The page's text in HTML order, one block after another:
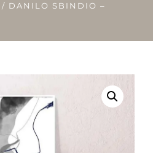
/ DANILO SBINDIO –